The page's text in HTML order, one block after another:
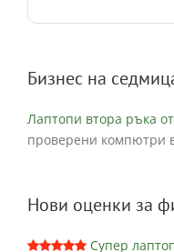
Бизнес на
Лаптопи втора ръка
проверени компютри
Нови оценки за
Супер